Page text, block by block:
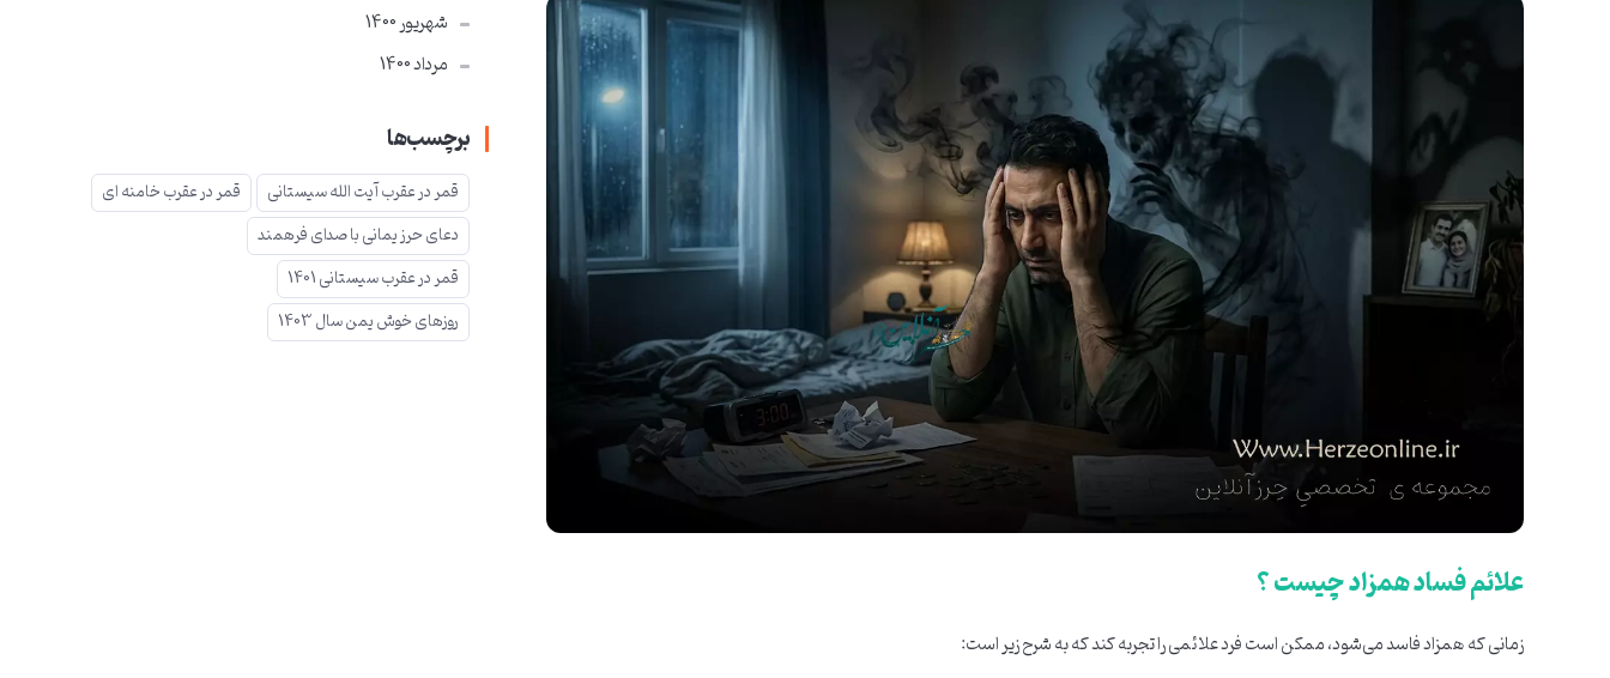
علائم فساد همزاد چیست ؟
زمانی که همزاد فاسد می‌شود، ممکن است فرد علائمی را تجربه کند که به شرح زیر است:
شهریور 1400
مرداد 1400
برچسب‌ها
قمر در عقرب آیت الله سیستانی
قمر در عقرب خامنه ای
دعای حرز یمانی با صدای فرهمند
قمر در عقرب سیستانی 1401
روزهای خوش یمن سال 1403